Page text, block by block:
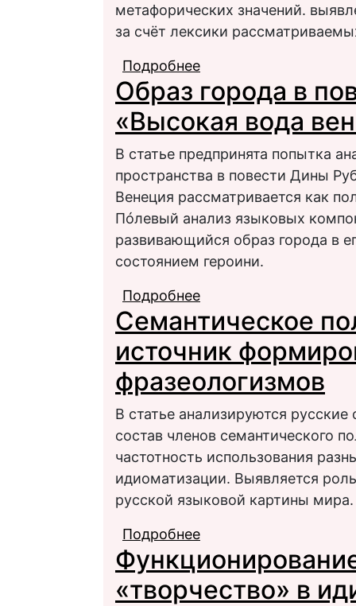
метафорических значений.
за счёт лексики
Подробнее
экспансии в
Образ города в
«Высокая вода
В статье предпринята попытка
пространства в повести Дины
Венеция рассматривается как
Пóлевый анализ языковых
развивающийся образ города в
состоянием героини.
Подробнее
венецианцев»
Семантическое
источник
фразеологизмов
В статье анализируются
состав членов семантического
частотность использования
идиоматизации. Выявляется
русской языковой картины мира.
Подробнее
русских
«творчество» в